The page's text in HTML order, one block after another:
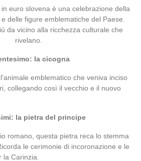
euro slovena è una celebrazione della
delle figure emblematiche del Paese.
da vicino alla ricchezza culturale che
rivelano.
la cicogna
emblematico che veniva inciso
collegando così il vecchio e il nuovo
la pietra del principe
romano, questa pietra reca lo stemma
le cerimonie di incoronazione e le
Carinzia.